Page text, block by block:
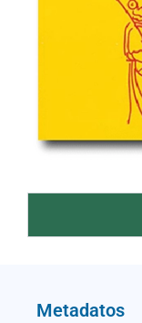
Metadatos